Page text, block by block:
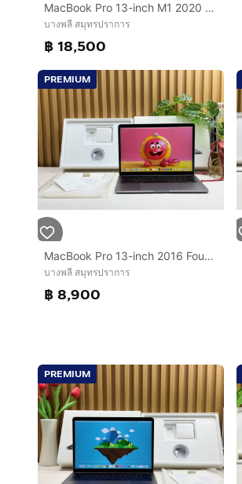
MacBook Pro 13-inch M1 2020 Ram8GB SSD512GB Silver
บางพลี สมุทรปราการ
฿ 18,500
PREMIUM
MacBook Pro 13-inch 2016 Four Thunderbolt 3Ports Ram8GB SSD256GB SpaceGray
บางพลี สมุทรปราการ
฿ 8,900
PREMIUM